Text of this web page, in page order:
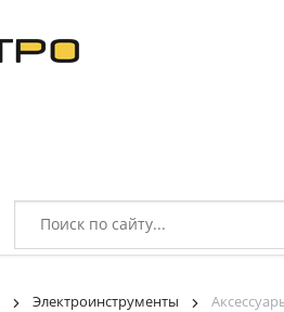
Электроинструменты